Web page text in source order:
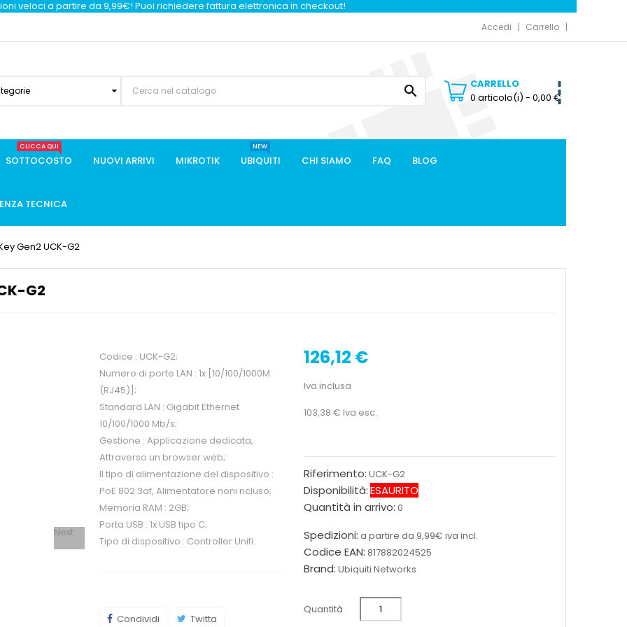
veloci a partire da 9,99€! Puoi richiedere fattura elettronica in checkout!
Accedi Carrello

CARRELLO
0 articolo(i) - 0,00 €
SOTTOCOSTO
CLICCA QUI
NUOVI ARRIVI MIKROTIK UBIQUITI
NEW
CHI SIAMO FAQ BLOG
TECNICA
Gen2 UCK-G2
G2
Next
126,12 €
Iva inclusa
103,38 € Iva esc.
Riferimento: UCK-G2
Disponibilità:ESAURITO
Quantità in arrivo: 0
Spedizioni: a partire da 9,99€ iva incl.
Codice EAN: 817882024525
Brand: Ubiquiti Networks
Quantità
Codice : UCK-G2;
Numero di porte LAN : 1x [10/100/1000M
(RJ45)];
Standard LAN : Gigabit Ethernet
10/100/1000 Mb/s;
Gestione : Applicazione dedicata,
Attraverso un browser web;
Il tipo di alimentazione del dispositivo :
PoE 802.3af, Alimentatore noni ncluso;
Memoria RAM : 2GB;
Porta USB : 1x USB tipo C;
Tipo di dispositivo : Controller Unifi.
Condividi Twitta